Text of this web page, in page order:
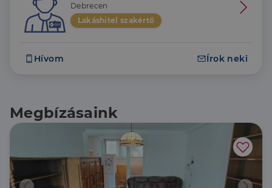
Debrecen
Lakáshitel szakértő
Hívom Írok neki
Megbízásaink